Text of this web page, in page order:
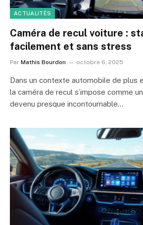
ACTUALITÉS
Caméra de recul voiture :
facilement et sans stress
Par Mathis Bourdon octobre 6, 2025
Dans un contexte automobile de plus
la caméra de recul s’impose comme
devenu presque incontournable…